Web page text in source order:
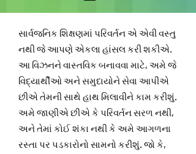
સાર્વજનિક શિક્ષણમાં પરિવર્તન એ એવી વસ્તુ
નથી જે આપણે એકલા હાંસલ કરી શકીએ.
આ વિઝનને વાસ્તવિક બનાવવા માટે, અમે જે
વિદ્યાર્થીઓ અને સમુદાયોને સેવા આપીએ
છીએ તેમની સાથે હાથ મિલાવીને કામ કરીશું.
અમે જાણીએ છીએ કે પરિવર્તન સરળ નથી,
અને તેમાં કોઈ શંકા નથી કે અમે આગળના
રસ્તા પર પડકારોનો સામનો કરીશું. જો કે,